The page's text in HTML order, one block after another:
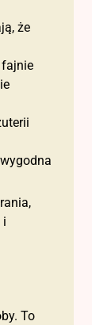
że
fajnie
i
To